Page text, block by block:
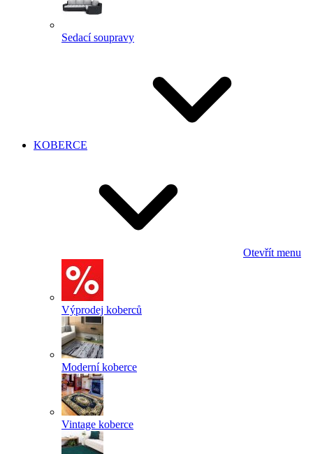
Sedací soupravy
KOBERCE
Otevřít menu
Výprodej koberců
Moderní koberce
Vintage koberce